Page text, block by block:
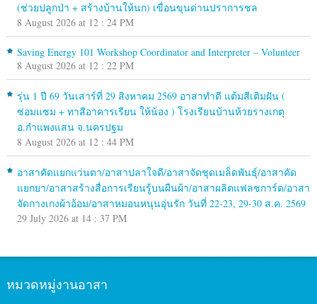
(ช่วยปลูกป่า + สร้างบ้านให้นก) เขื่อนขุนด่านปราการชล
8 August 2026 at 12 : 24 PM
Saving Energy 101 Workshop Coordinator and Interpreter – Volunteer
8 August 2026 at 12 : 22 PM
รุ่น 1 ปี 69 วันเสาร์ที่ 29 สิงหาคม 2569 อาสาทำดี แต้มสีเติมฝัน (
ซ่อมแซม + ทาสีอาคารเรียน ให้น้อง ) โรงเรียนบ้านห้วยรางเกตุ
อ.กำแพงแสน จ.นครปฐม
8 August 2026 at 12 : 44 PM
อาสาคัดแยกแว่นตา/อาสาปลาใจดี/อาสาจัดชุดเมล็ดพันธุ์/อาสาคัด
แยกยา/อาสาสร้างสื่อการเรียนรู้บนผืนผ้า/อาสาผลิตแฟลชการ์ด/อาสา
จัดกางเกงผ้าอ้อม/อาสาหมอนหนุนอุ่นรัก วันที่ 22-23, 29-30 ส.ค. 2569
29 July 2026 at 14 : 37 PM
หมวดหมู่งานอาสา